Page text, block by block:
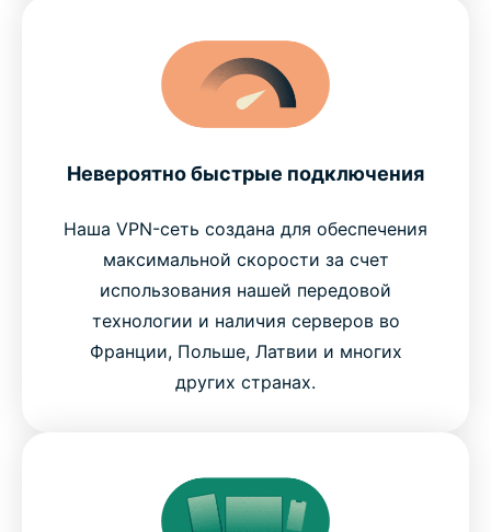
Невероятно быстрые подключения
Наша VPN-сеть создана для обеспечения
максимальной скорости за счет
использования нашей передовой
технологии и наличия серверов во
Франции, Польше, Латвии и многих
других странах.